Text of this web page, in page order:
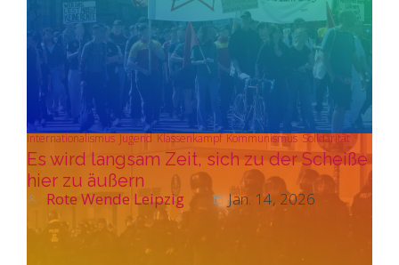
Internationalismus Jugend Klassenkampf Kommunismus Solidarität
Es wird langsam Zeit, sich zu der Scheiße
hier zu äußern
Rote Wende Leipzig Jan. 14, 2026